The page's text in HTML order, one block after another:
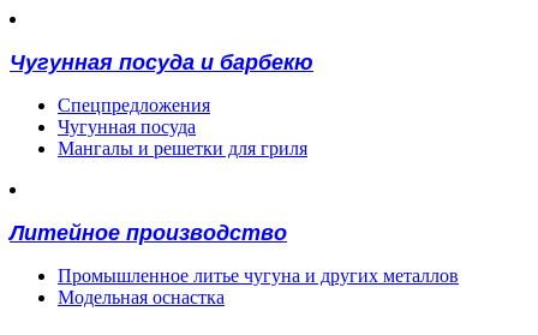
Чугунная посуда и барбекю
Спецпредложения
Чугунная посуда
Мангалы и решетки для гриля
Литейное производство
Промышленное литье чугуна и других металлов
Модельная оснастка